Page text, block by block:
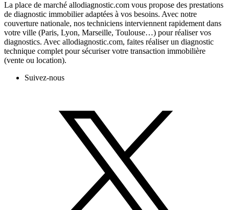
La place de marché allodiagnostic.com vous propose des prestations
de diagnostic immobilier adaptées à vos besoins. Avec notre
couverture nationale, nos techniciens interviennent rapidement dans
votre ville (Paris, Lyon, Marseille, Toulouse…) pour réaliser vos
diagnostics. Avec allodiagnostic.com, faites réaliser un diagnostic
technique complet pour sécuriser votre transaction immobilière
(vente ou location).
Suivez-nous